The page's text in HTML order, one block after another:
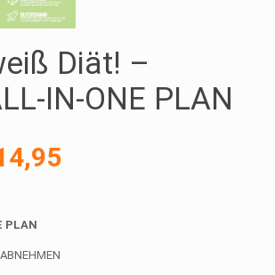
Diät! –
IN-ONE PLAN
Aktueller
PLAN